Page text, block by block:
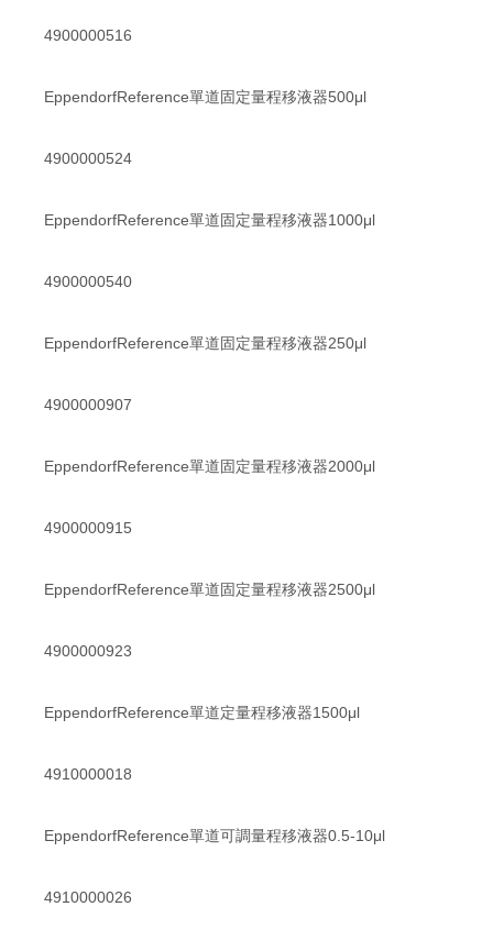
4900000516
EppendorfReference單道固定量程移液器500μl
4900000524
EppendorfReference單道固定量程移液器1000μl
4900000540
EppendorfReference單道固定量程移液器250μl
4900000907
EppendorfReference單道固定量程移液器2000μl
4900000915
EppendorfReference單道固定量程移液器2500μl
4900000923
EppendorfReference單道定量程移液器1500μl
4910000018
EppendorfReference單道可調量程移液器0.5-10μl
4910000026